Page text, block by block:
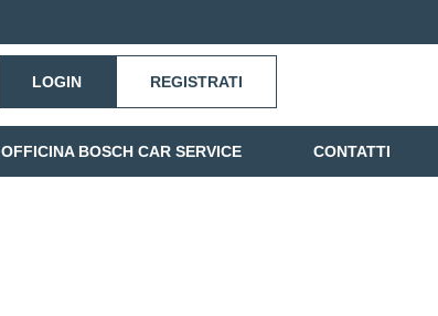
LOGIN REGISTRATI
OFFICINA BOSCH CAR SERVICE CONTATTI